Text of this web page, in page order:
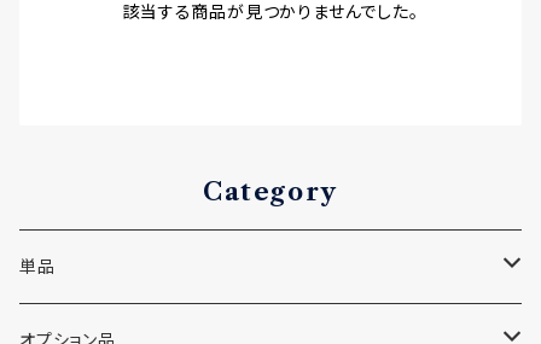
該当する商品が見つかりませんでした。
Category
単品
微細起泡性性ポンプ「シュワッチ」本体